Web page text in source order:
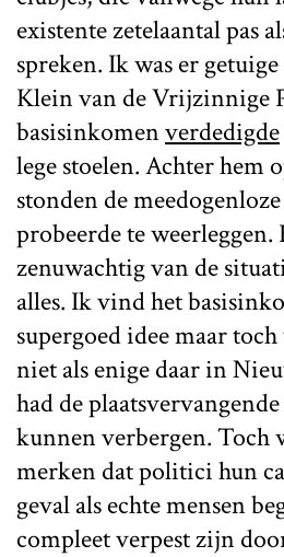
existente zetelaantal pas
spreken. Ik was er
Klein van de Vrijzinnige
basisinkomenverdedigde
lege stoelen. Achter hem
stonden de
probeerde te
zenuwachtig van de
alles. Ik vind het
supergoed idee maar
niet als enige daar in
had de
kunnen verbergen. Toch
merken dat politici hun
geval als echte mensen
compleet verpest zijn